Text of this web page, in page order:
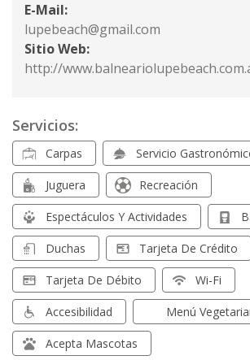
E-Mail:
lupebeach@gmail.com
Sitio Web:
http://
Servicios:
Carpas Servicio
Juguera Recreación
Espectáculos Y Actividades
Duchas Tarjeta De Crédito
Tarjeta De Débito Wi-Fi
Accesibilidad Menú
Acepta Mascotas